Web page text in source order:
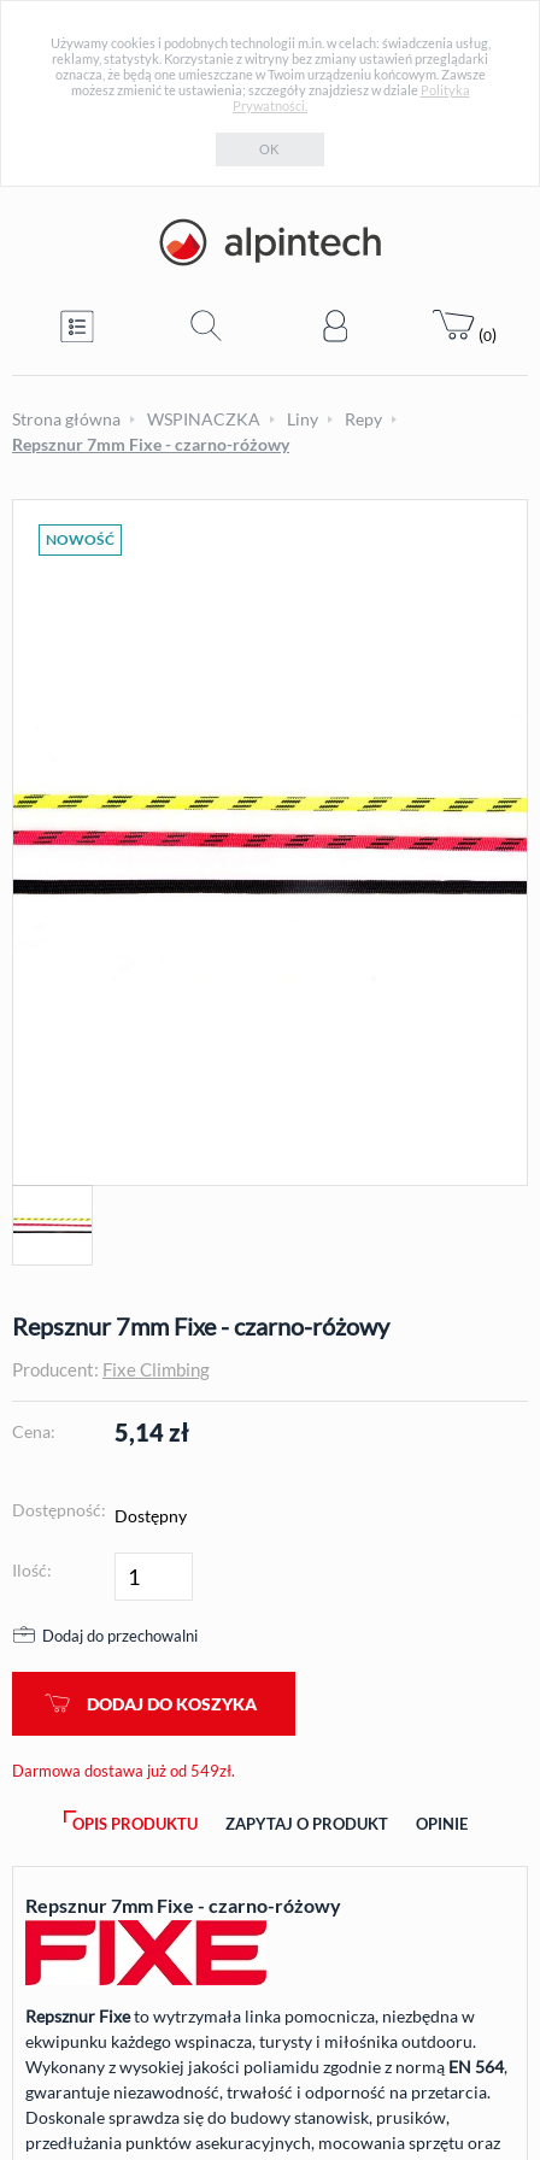
Używamy cookies i podobnych technologii m.in. w celach: świadczenia usług,
reklamy, statystyk. Korzystanie z witryny bez zmiany ustawień przeglądarki
oznacza, że będą one umieszczane w Twoim urządzeniu końcowym. Zawsze
możesz zmienić te ustawienia; szczegóły znajdziesz w dziale Polityka
Prywatności.
OK
(0)
Strona główna WSPINACZKA Liny
Repy
Repsznur 7mm Fixe - czarno-różowy
NOWOŚĆ
Repsznur 7mm Fixe - czarno-różowy
Producent: Fixe Climbing
Cena: 5,14 zł
Dostępność: Dostępny
Ilość:
Dodaj do przechowalni
DODAJ DO KOSZYKA
Darmowa dostawa już od 549zł.
OPIS PRODUKTU ZAPYTAJ O PRODUKT OPINIE
Repsznur 7mm Fixe - czarno-różowy
Repsznur Fixeto wytrzymała linka pomocnicza, niezbędna w
ekwipunku każdego wspinacza, turysty i miłośnika outdooru.
Wykonany z wysokiej jakości poliamidu zgodnie z normą EN 564,
gwarantuje niezawodność, trwałość i odporność na przetarcia.
Doskonale sprawdza się do budowy stanowisk, prusików,
przedłużania punktów asekuracyjnych, mocowania sprzętu oraz